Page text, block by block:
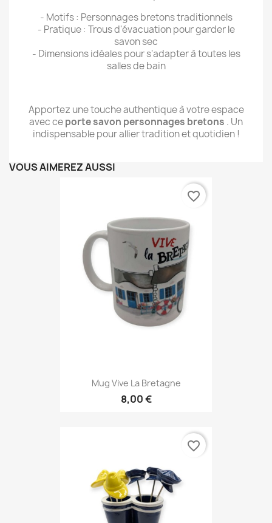
- Motifs : Personnages bretons traditionnels
- Pratique : Trous d'évacuation pour garder le
savon sec
- Dimensions idéales pour s'adapter à toutes les
salles de bain
Apportez une touche authentique à votre espace
avec ceporte savon personnages bretons . Un
indispensable pour allier tradition et quotidien !
VOUS AIMEREZ AUSSI
Mug Vive La Bretagne
8,00 €
favorite_border
favorite_border